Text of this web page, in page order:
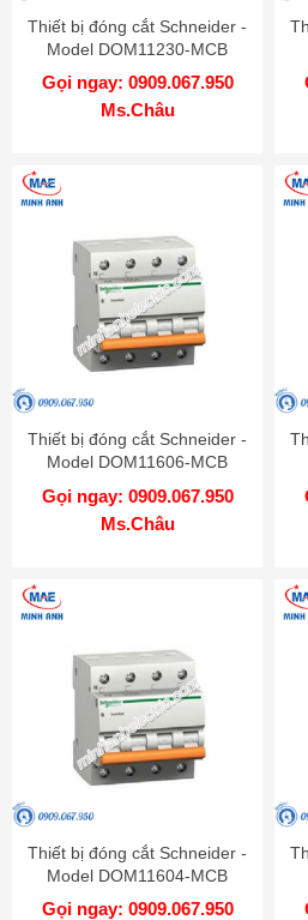
Thiết bị đóng cắt Schneider -
Model DOM11230-MCB
Gọi ngay: 0909.067.950
Ms.Châu
Thiết bị đóng cắt Schneider -
Model DOM11606-MCB
Gọi ngay: 0909.067.950
Ms.Châu
Thiết bị đóng cắt Schneider -
Model DOM11604-MCB
Gọi ngay: 0909.067.950